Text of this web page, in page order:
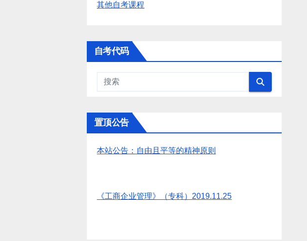
其他自考课程
自考代码
置顶公告
本站公告：自由且平等的精神原则
《工商企业管理》（专科）2019.11.25